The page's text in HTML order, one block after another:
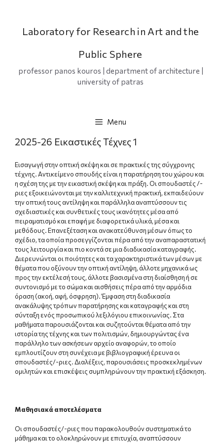
Laboratory for Research in Art and the
Public Sphere
professor panos kouros | department of architecture |
university of patras
Menu
2025-26 Εικαστικές Τέχνες 1
Εισαγωγή στην οπτική σκέψη και σε πρακτικές της σύγχρονης
τέχνης. Αντικείμενο σπουδής είναι η παρατήρηση του χώρου και
η σχέση της με την εικαστική σκέψη και πράξη. Οι σπουδαστές /-
ριες εξοικειώνονται με την καλλιτεχνική πρακτική, εκπαιδεύουν
την οπτική τους αντίληψη και παράλληλα αναπτύσσουν τις
σχεδιαστικές και συνθετικές τους ικανότητες μέσα από
πειραματισμό και επαφή με διαφορετικά υλικά, μέσα και
μεθόδους. Επανεξέταση και ανακατεύθυνση μέσων όπως το
σχέδιο, τα οποία προσεγγίζονται πέρα από την αναπαραστατική
τους λειτουργία και πιο κοντά σε μια διαδικασία καταγραφής.
Διερευνώνται οι ποιότητες και τα χαρακτηριστικά των μέσων με
θέματα που οξύνουν την οπτική αντίληψη, άλλοτε μηχανικά ως
προς την εκτέλεσή τους, άλλοτε βασισμένα στη διαίσθηση ή σε
συντονισμό με το σώμα και αισθήσεις πέρα από την αρμόδια
όραση (ακοή, αφή, όσφρηση). Έμφαση στη διαδικασία
ανακάλυψης τρόπων παρατήρησης και καταγραφής και στη
σύνταξη ενός προσωπικού λεξιλόγιου επικοινωνίας. Στα
μαθήματα παρουσιάζονται και συζητούνται θέματα από την
ιστορία της τέχνης και των πολιτισμών, δημιουργώντας ένα
παράλληλο των ασκήσεων αρχείο αναφορών, το οποίο
εμπλουτίζουν στη συνέχεια με βιβλιογραφική έρευνα οι
σπουδαστές/-ριες. Διαλέξεις, παρουσιάσεις προσκεκλημένων
ομιλητών και επισκέψεις συμπληρώνουν την πρακτική εξάσκηση.
Μαθησιακά αποτελέσματα
Οι σπουδαστές/-ριες που παρακολουθούν συστηματικά το
μάθημα και το ολοκληρώνουν με επιτυχία, αναπτύσσουν